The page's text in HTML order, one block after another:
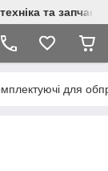
та
для